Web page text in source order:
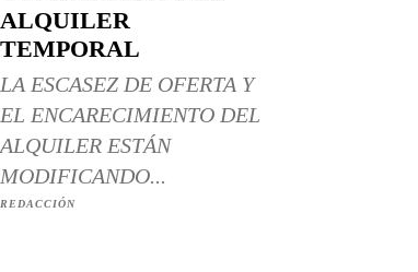
ALQUILER
TEMPORAL
LA ESCASEZ DE OFERTA Y
EL ENCARECIMIENTO DEL
ALQUILER ESTÁN
MODIFICANDO...
REDACCIÓN